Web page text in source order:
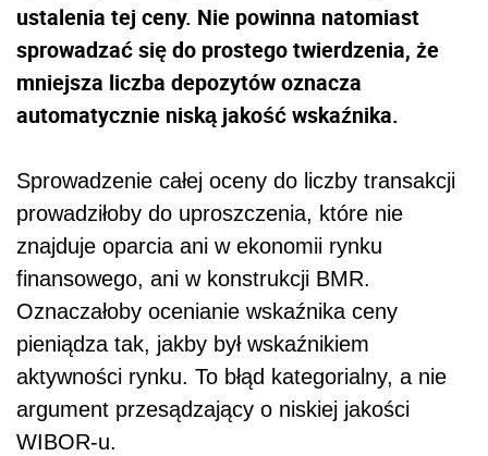
ustalenia tej ceny. Nie powinna natomiast
sprowadzać się do prostego twierdzenia, że
mniejsza liczba depozytów oznacza
automatycznie niską jakość wskaźnika.
Sprowadzenie całej oceny do liczby transakcji
prowadziłoby do uproszczenia, które nie
znajduje oparcia ani w ekonomii rynku
finansowego, ani w konstrukcji BMR.
Oznaczałoby ocenianie wskaźnika ceny
pieniądza tak, jakby był wskaźnikiem
aktywności rynku. To błąd kategorialny, a nie
argument przesądzający o niskiej jakości
WIBOR-u.